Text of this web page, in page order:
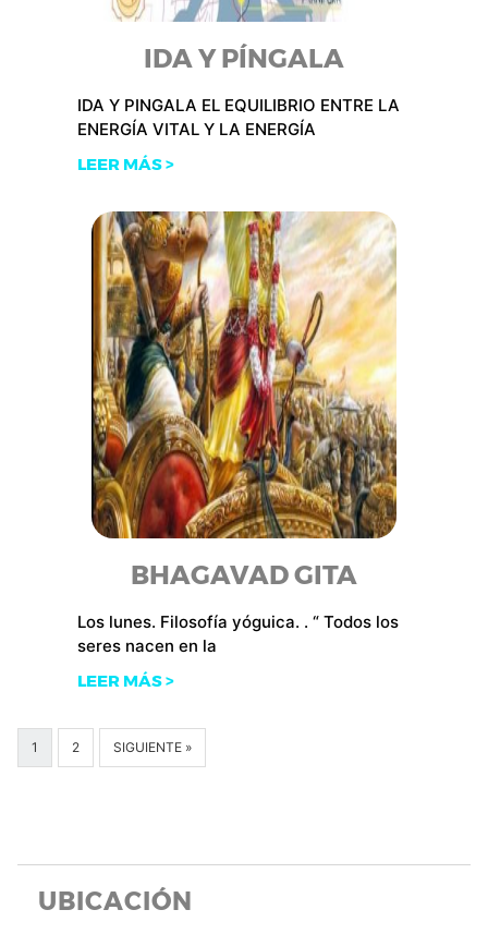
IDA Y PÍNGALA
IDA Y PINGALA EL EQUILIBRIO ENTRE LA
ENERGÍA VITAL Y LA ENERGÍA
LEER MÁS >
BHAGAVAD GITA
Los lunes. Filosofía yóguica. . “ Todos los
seres nacen en la
LEER MÁS >
1 2 SIGUIENTE »
UBICACIÓN